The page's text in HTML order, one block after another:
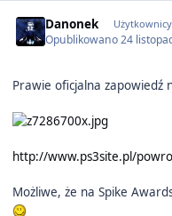
Danonek Użytkownicy
Opublikowano24
Prawie oficjalna zapowiedź
http://www.ps3site.pl/
Możliwe, że na Spike